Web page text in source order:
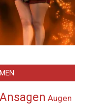
Ansagen Augen